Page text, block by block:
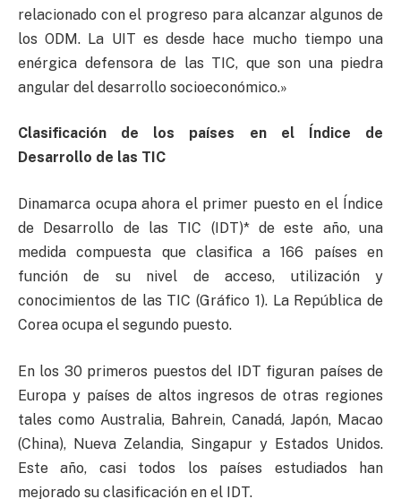
relacionado con el progreso para alcanzar algunos de
los ODM. La UIT es desde hace mucho tiempo una
enérgica defensora de las TIC, que son una piedra
angular del desarrollo socioeconómico.»
Clasificación de los países en el Índice de
Desarrollo de las TIC
Dinamarca ocupa ahora el primer puesto en el Índice
de Desarrollo de las TIC (IDT)* de este año, una
medida compuesta que clasifica a 166 países en
función de su nivel de acceso, utilización y
conocimientos de las TIC (Gráfico 1). La República de
Corea ocupa el segundo puesto.
En los 30 primeros puestos del IDT figuran países de
Europa y países de altos ingresos de otras regiones
tales como Australia, Bahrein, Canadá, Japón, Macao
(China), Nueva Zelandia, Singapur y Estados Unidos.
Este año, casi todos los países estudiados han
mejorado su clasificación en el IDT.